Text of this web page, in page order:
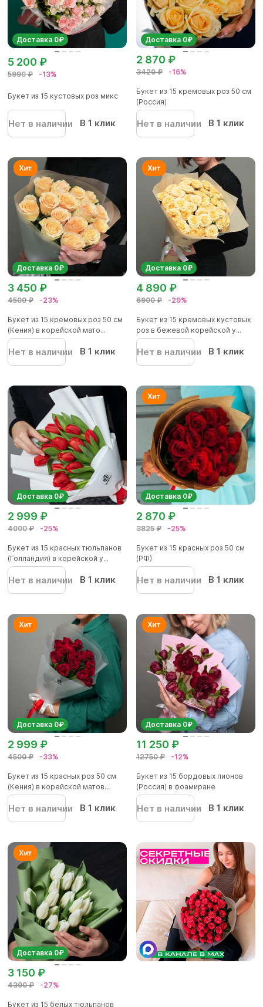
Доставка 0₽
5990 ₽ -13%
5 200 ₽
Букет из 15 кустовых роз микс
Нет в наличии В 1 клик
Доставка 0₽
3420 ₽ -16%
2 870 ₽
Букет из 15 кремовых роз 50 см
(Россия)
Нет в наличии В 1 клик
Доставка 0₽
4500 ₽ -23%
3 450 ₽
Букет из 15 кремовых роз 50 см
(Кения) в корейской мато...
Нет в наличии В 1 клик
Доставка 0₽
6900 ₽ -29%
4 890 ₽
Букет из 15 кремовых кустовых
роз в бежевой корейской у...
Нет в наличии В 1 клик
Доставка 0₽
4000 ₽ -25%
2 999 ₽
Букет из 15 красных тюльпанов
(Голландия) в корейской у...
Нет в наличии В 1 клик
Доставка 0₽
3825 ₽ -25%
2 870 ₽
Букет из 15 красных роз 50 см
(РФ)
Нет в наличии В 1 клик
Доставка 0₽
4500 ₽ -33%
2 999 ₽
Букет из 15 красных роз 50 см
(Кения) в корейской матов...
Нет в наличии В 1 клик
Доставка 0₽
12750 ₽ -12%
11 250 ₽
Букет из 15 бордовых пионов
(Россия) в фоамиране
Нет в наличии В 1 клик
Доставка 0₽
4300 ₽ -27%
3 150 ₽
Букет из 15 белых тюльпанов